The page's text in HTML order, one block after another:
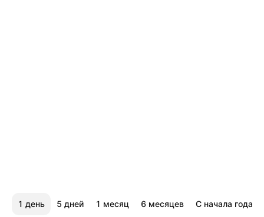
1 день 5 дней 1 месяц 6 месяцев С начала года